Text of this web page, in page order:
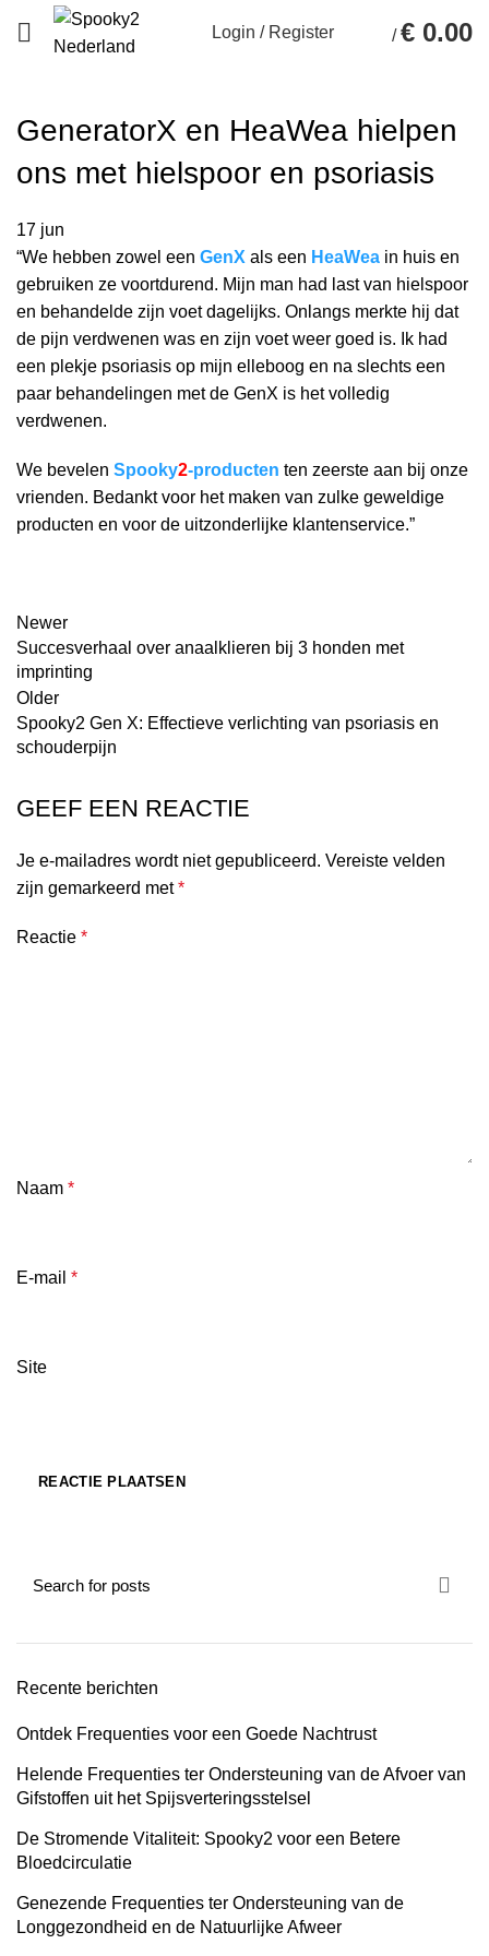
Login / Register / € 0.00
GeneratorX en HeaWea hielpen
ons met hielspoor en psoriasis
17 jun
“We hebben zowel een GenX als een HeaWea in huis en
gebruiken ze voortdurend. Mijn man had last van hielspoor
en behandelde zijn voet dagelijks. Onlangs merkte hij dat
de pijn verdwenen was en zijn voet weer goed is. Ik had
een plekje psoriasis op mijn elleboog en na slechts een
paar behandelingen met de GenX is het volledig
verdwenen.
We bevelen Spooky2-producten ten zeerste aan bij onze
vrienden. Bedankt voor het maken van zulke geweldige
producten en voor de uitzonderlijke klantenservice.”
Newer
Succesverhaal over anaalklieren bij 3 honden met
imprinting
Older
Spooky2 Gen X: Effectieve verlichting van psoriasis en
schouderpijn
GEEF EEN REACTIE
Je e-mailadres wordt niet gepubliceerd. Vereiste velden
zijn gemarkeerd met*
Reactie *
Naam *
E-mail *
Site
Recente berichten
Ontdek Frequenties voor een Goede Nachtrust
Helende Frequenties ter Ondersteuning van de Afvoer van
Gifstoffen uit het Spijsverteringsstelsel
De Stromende Vitaliteit: Spooky2 voor een Betere
Bloedcirculatie
Genezende Frequenties ter Ondersteuning van de
Longgezondheid en de Natuurlijke Afweer